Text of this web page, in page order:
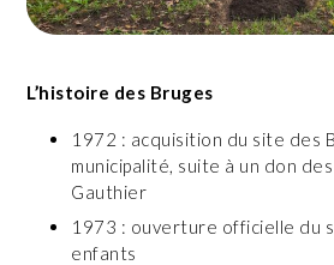
L’histoire des Bruges
1972 : acquisition du site des
municipalité, suite à un don
Gauthier
1973 : ouverture officielle du
enfants